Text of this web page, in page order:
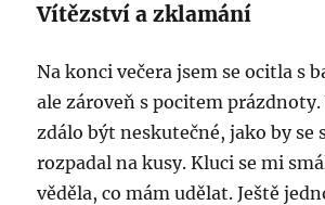
Vítězství a zklamání
Na konci večera jsem se ocitla s
ale zároveň s pocitem prázdnoty.
zdálo být neskutečné, jako by se
rozpadal na kusy. Kluci se mi
věděla, co mám udělat. Ještě